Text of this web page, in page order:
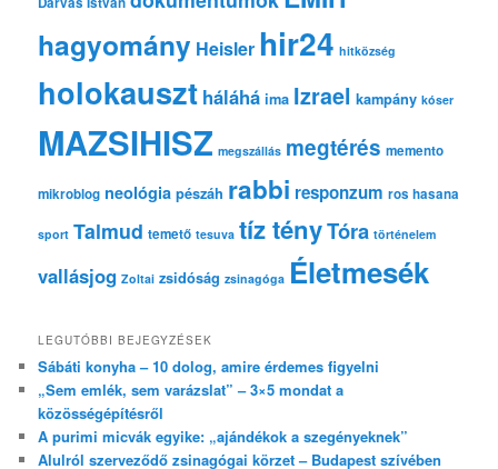
hagyomány Heisler hir24 hitközség
holokauszt háláhá ima Izrael kampány kóser
MAZSIHISZ megszállás megtérés memento
mikroblog neológia pészáh rabbi responzum ros hasana
sport Talmud temető tesuva tíz tényTóra történelem
vallásjog Zoltai zsidóság zsinagóga Életmesék
LEGUTÓBBI BEJEGYZÉSEK
Sábáti konyha – 10 dolog, amire érdemes figyelni
„Sem emlék, sem varázslat” – 3×5 mondat a
közösségépítésről
A purimi micvák egyike: „ajándékok a szegényeknek”
Alulról szerveződő zsinagógai körzet – Budapest szívében